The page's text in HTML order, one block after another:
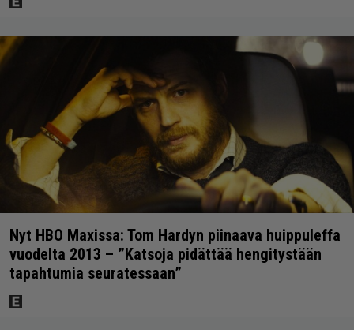
Nyt HBO Maxissa: Tom Hardyn piinaava huippuleffa
vuodelta 2013 – ”Katsoja pidättää hengitystään
tapahtumia seuratessaan”